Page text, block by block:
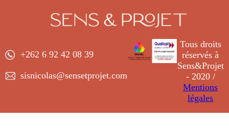
+262 6 92 42 08 39
sisnicolas@sensetprojet.com
Tous droits
réservés à
Sens&Projet
- 2020 /
Mentions
légales